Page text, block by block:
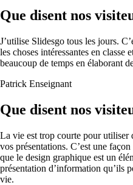
Que disent nos
J’utilise Slidesgo tous les jours.
les choses intéressantes en classe
beaucoup de temps en élaborant
Patrick Enseignant
Que disent nos
La vie est trop courte pour utiliser
vos présentations. C’est une
que le design graphique est un
présentation d’information qu’ils
vie.